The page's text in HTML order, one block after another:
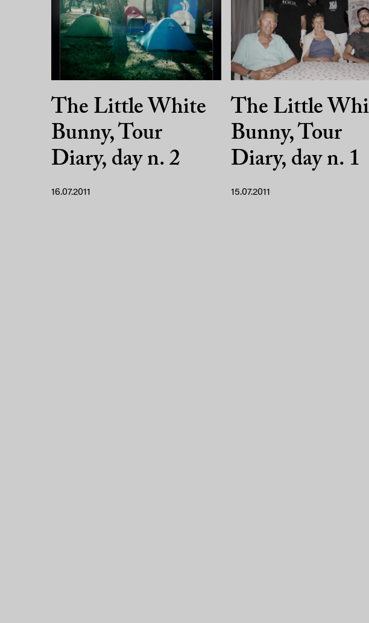
The Little White
Bunny, Tour
Diary, day n. 2
16.07.2011
The Little
Bunny, Tour
Diary, day n. 1
15.07.2011